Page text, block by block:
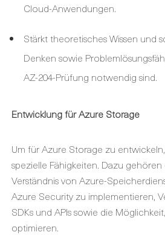
Cloud-Anwendungen.
Stärkt theoretisches Wissen und
Denken sowie
AZ-204-Prüfung notwendig sind.
Entwicklung für Azure Storage
Um für Azure Storage zu
spezielle Fähigkeiten. Dazu
Verständnis von Azure-
Azure Security zu implementieren,
SDKs und APIs sowie die
optimieren.